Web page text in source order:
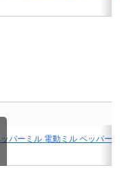
パーミル 電動ミル ペッパ